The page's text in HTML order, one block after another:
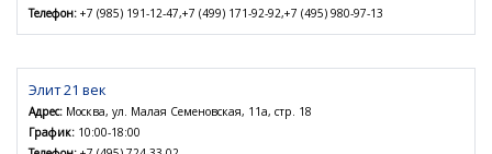
Телефон: +7 (985) 191-12-47,+7 (499) 171-92-92,+7 (495) 980-97-13
Элит 21 век
Адрес: Москва, ул. Малая Семеновская, 11а, стр. 18
График: 10:00-18:00